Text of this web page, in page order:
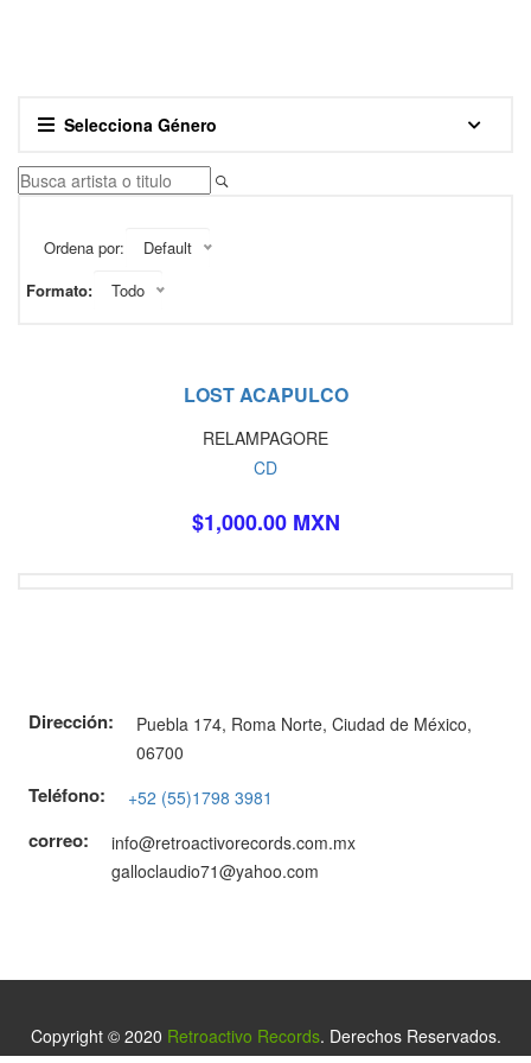
Selecciona Género
Ordena por:
Default
Formato:
Todo
LOST ACAPULCO
RELAMPAGORE
CD
$1,000.00 MXN
Dirección:
Puebla 174, Roma Norte, Ciudad de México,
06700
Teléfono: +52 (55)1798 3981
correo:
info@retroactivorecords.com.mx
galloclaudio71@yahoo.com
Copyright © 2020 Retroactivo Records. Derechos Reservados.